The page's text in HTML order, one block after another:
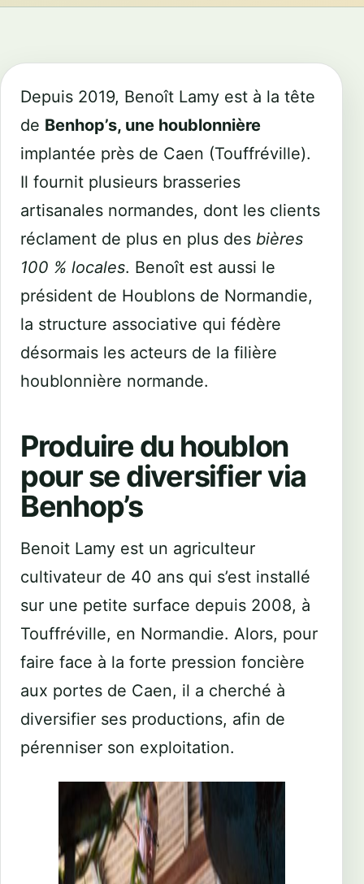
Depuis 2019, Benoît Lamy est à la tête
de Benhop’s, une houblonnière
implantée près de Caen (Touffréville).
Il fournit plusieurs brasseries
artisanales normandes, dont les clients
réclament de plus en plus des bières
100 % locales. Benoît est aussi le
président de Houblons de Normandie,
la structure associative qui fédère
désormais les acteurs de la filière
houblonnière normande.
Produire du houblon
pour se diversifier via
Benhop’s
Benoit Lamy est un agriculteur
cultivateur de 40 ans qui s’est installé
sur une petite surface depuis 2008, à
Touffréville, en Normandie. Alors, pour
faire face à la forte pression foncière
aux portes de Caen, il a cherché à
diversifier ses productions, afin de
pérenniser son exploitation.